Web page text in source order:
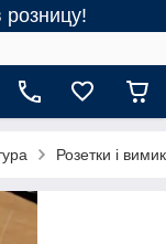
Розетки і